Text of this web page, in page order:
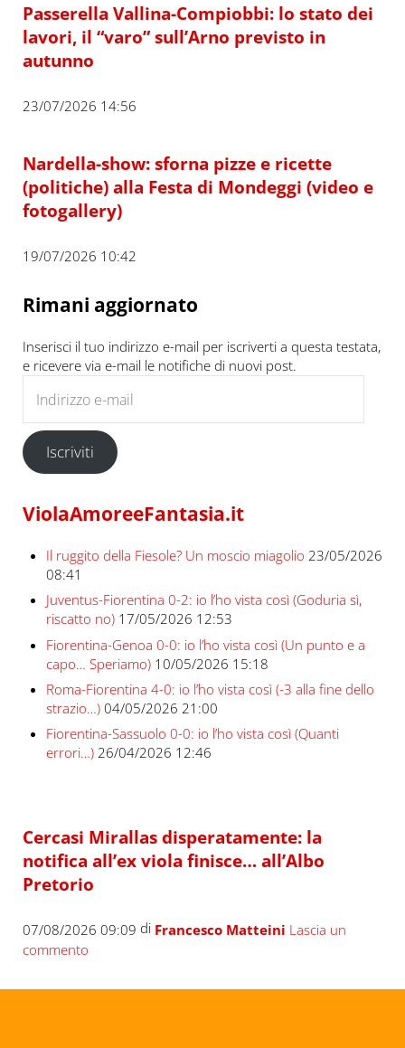
Passerella Vallina-Compiobbi: lo stato dei
lavori, il “varo” sull’Arno previsto in
autunno
23/07/2026 14:56
Nardella-show: sforna pizze e ricette
(politiche) alla Festa di Mondeggi (video e
fotogallery)
19/07/2026 10:42
Rimani aggiornato
Inserisci il tuo indirizzo e-mail per iscriverti a questa testata,
e ricevere via e-mail le notifiche di nuovi post.
Iscriviti
ViolaAmoreeFantasia.it
Il ruggito della Fiesole? Un moscio miagolio 23/05/2026
08:41
Juventus-Fiorentina 0-2: io l’ho vista così (Goduria sì,
riscatto no) 17/05/2026 12:53
Fiorentina-Genoa 0-0: io l’ho vista così (Un punto e a
capo… Speriamo) 10/05/2026 15:18
Roma-Fiorentina 4-0: io l’ho vista così (-3 alla fine dello
strazio…) 04/05/2026 21:00
Fiorentina-Sassuolo 0-0: io l’ho vista così (Quanti
errori…) 26/04/2026 12:46
Cercasi Mirallas disperatamente: la
notifica all’ex viola finisce… all’Albo
Pretorio
07/08/2026 09:09 di Francesco Matteini Lascia un
commento